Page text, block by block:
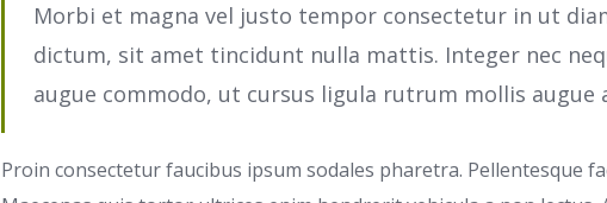
Morbi et magna vel justo tempor consectetur in ut
dictum, sit amet tincidunt nulla mattis. Integer nec
augue commodo, ut cursus ligula rutrum mollis
Proin consectetur faucibus ipsum sodales pharetra. Pellentesque